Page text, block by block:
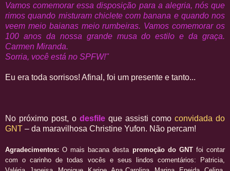
Vamos comemorar essa disposição para a alegria, nós que
rimos quando misturam chiclete com banana e quando nos
veem meio baianas meio rumbeiras. Vamos comemorar os
100 anos da nossa grande musa do estilo e da graça.
Carmen Miranda.
Sorria, você está no SPFW!"
Eu era toda sorrisos! Afinal, foi um presente e tanto...
No próximo post, o desfile que assisti como convidada do
GNT – da maravilhosa Christine Yufon. Não percam!
Agradecimentos: O mais bacana desta promoção do GNTfoi contar
com o carinho de todas vocês e seus lindos comentários: Patricia,